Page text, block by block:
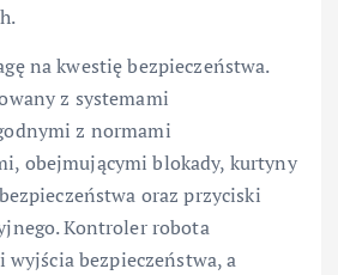
na kwestię bezpieczeństwa.
z systemami
z normami
obejmującymi blokady, kurtyny
oraz przyciski
Kontroler robota
wyjścia bezpieczeństwa, a